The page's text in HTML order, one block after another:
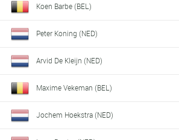
Koen Barbe (BEL)
Peter Koning (NED)
Arvid De Kleijn (NED)
Maxime Vekeman (BEL)
Jochem Hoekstra (NED)